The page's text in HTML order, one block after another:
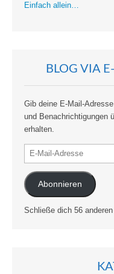
Einfach allein…
BLOG VIA
Gib deine E-Mail-
und Benachrichtigungen
erhalten.
E-
Mail-
Adresse
Abonnieren
Schließe dich 56